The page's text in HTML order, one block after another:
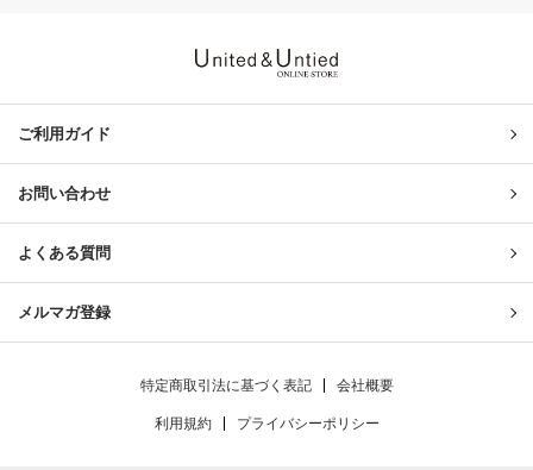
ご利用ガイド
お問い合わせ
よくある質問
メルマガ登録
特定商取引法に基づく表記 会社概要
利用規約 プライバシーポリシー